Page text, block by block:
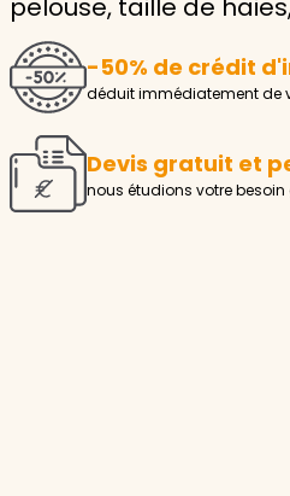
Voir tous les services
pelouse, taille de
-50% de crédit
déduit immédiatement de
Devis gratuit et
nous étudions votre